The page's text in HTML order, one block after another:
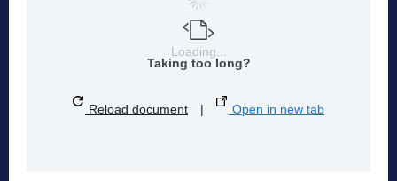
Loading...
Taking too long?
Reload document | Open in new tab